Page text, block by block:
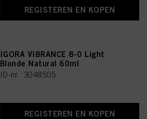
REGISTEREN EN KOPEN
IGORA VIBRANCE 8-0 Light
Blonde Natural 60ml
ID-nr. 3048505
REGISTEREN EN KOPEN